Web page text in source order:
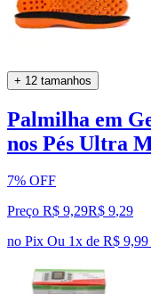
+ 12 tamanhos
Palmilha em
nos Pés Ultra
7% OFF
Preço R$ 9,29R$ 9,29
no Pix Ou 1x de R$ 9,99